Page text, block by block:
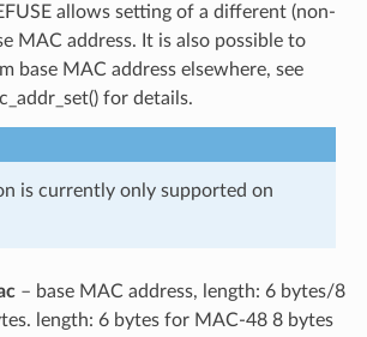
allows setting of a different (non-
MAC address. It is also possible to
base MAC address elsewhere, see
for details.
is currently only supported on
– base MAC address, length: 6 bytes/8
length: 6 bytes for MAC-48 8 bytes